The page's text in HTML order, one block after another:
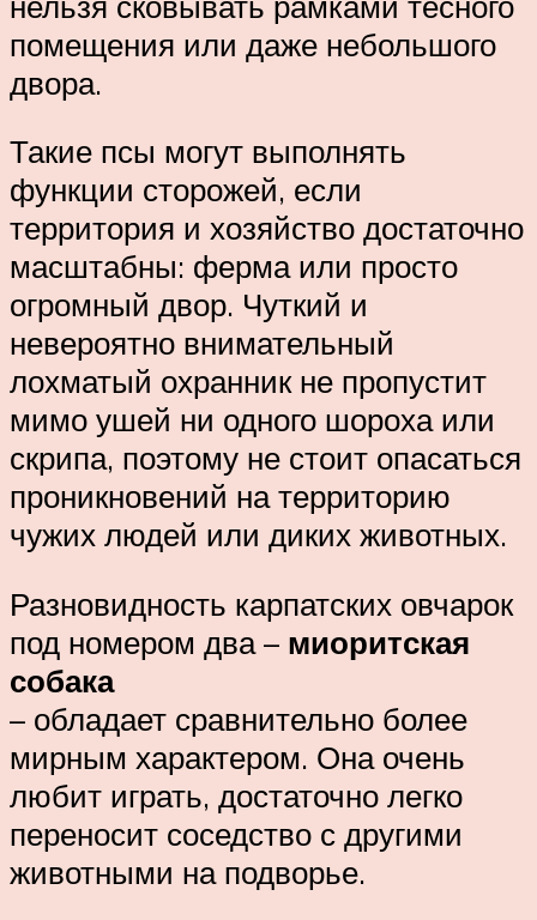
помещения или даже небольшого
двора.
Такие псы могут выполнять
функции сторожей, если
территория и хозяйство достаточно
масштабны: ферма или просто
огромный двор. Чуткий и
невероятно внимательный
лохматый охранник не пропустит
мимо ушей ни одного шороха или
скрипа, поэтому не стоит опасаться
проникновений на территорию
чужих людей или диких животных.
Разновидность карпатских овчарок
под номером два – миоритская
собака
– обладает сравнительно более
мирным характером. Она очень
любит играть, достаточно легко
переносит соседство с другими
животными на подворье.